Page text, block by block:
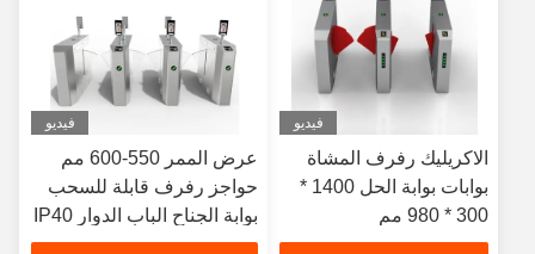
فيديو
الاكريليك رفرف المشاة
بوابات بوابة الحل 1400 *
300 * 980 مم
فيديو
عرض الممر 550-600 مم
حواجز رفرف قابلة للسحب
بوابة الجناح الباب الدوار IP40